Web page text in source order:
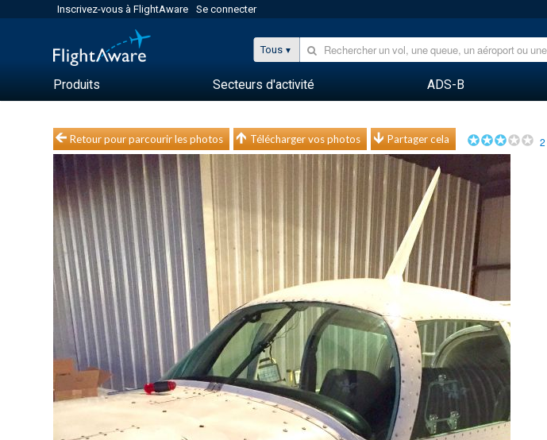
Inscrivez-vous à FlightAware Se connecter
Tous
Produits Secteurs d'activité ADS-B
Retour pour parcourir les photos Télécharger vos photos Partager cela 2